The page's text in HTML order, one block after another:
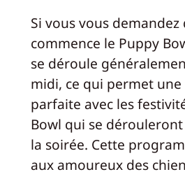
Si vous vous demandez
commence le Puppy
se déroule
midi, ce qui permet
parfaite avec les
Bowl qui se
la soirée. Cette
aux amoureux des